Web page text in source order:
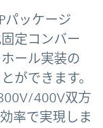
パッケージ
定コンバー
ール実装の
ができます。
400V双方
率で実現しま